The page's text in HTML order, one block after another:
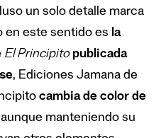
un solo detalle marca
en este sentido es la
El Principitopublicada
, Ediciones Jamana de
cambia de color de
manteniendo su